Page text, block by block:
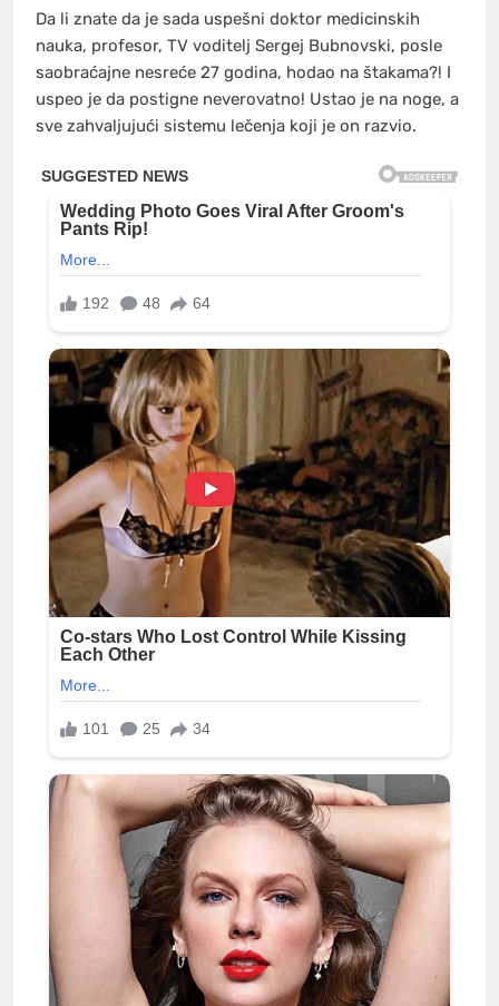
Da li znate da je sada uspešni doktor medicinskih
nauka, profesor, TV voditelj Sergej Bubnovski, posle
saobraćajne nesreće 27 godina, hodao na štakama?! I
uspeo je da postigne neverovatno! Ustao je na noge, a
sve zahvaljujući sistemu lečenja koji je on razvio.